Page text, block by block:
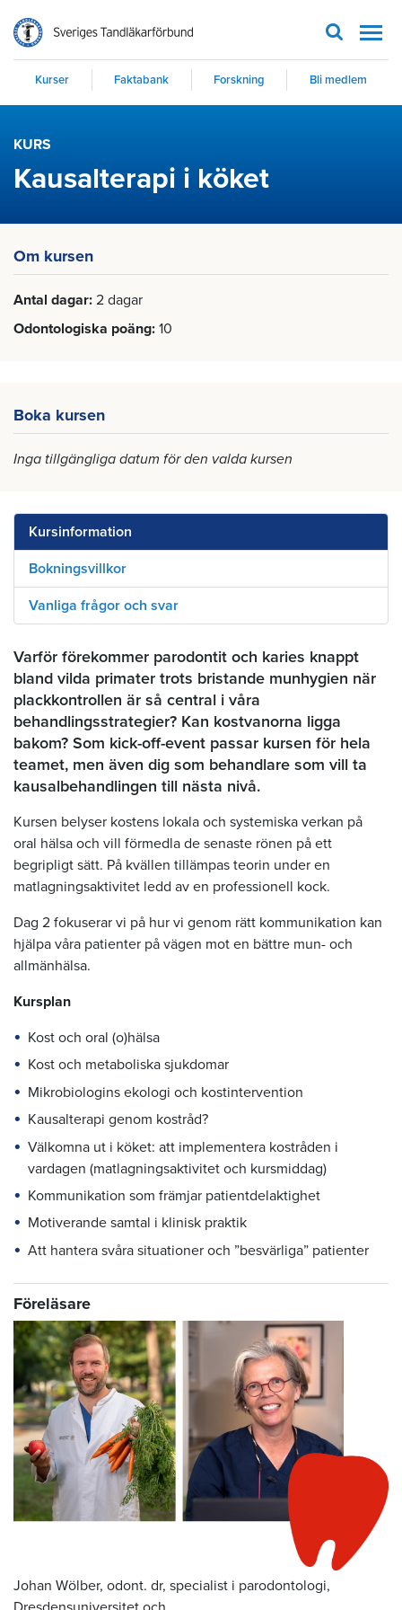
Kurser Faktabank Forskning Bli medlem
KURS
Kausalterapi i köket
Om kursen
Antal dagar 2 dagar
Odontologiska poäng 10
Boka kursen
Inga tillgängliga datum för den valda kursen
Kursinformation
Bokningsvillkor
Vanliga frågor och svar
Varför förekommer parodontit och karies knappt
bland vilda primater trots bristande munhygien när
plackkontrollen är så central i våra
behandlingsstrategier? Kan kostvanorna ligga
bakom? Som kick-off-event passar kursen för hela
teamet, men även dig som behandlare som vill ta
kausalbehandlingen till nästa nivå.
Kursen belyser kostens lokala och systemiska verkan på
oral hälsa och vill förmedla de senaste rönen på ett
begripligt sätt. På kvällen tillämpas teorin under en
matlagningsaktivitet ledd av en professionell kock.
Dag 2 fokuserar vi på hur vi genom rätt kommunikation kan
hjälpa våra patienter på vägen mot en bättre mun- och
allmänhälsa.
Kursplan
Kost och oral (o)hälsa
Kost och metaboliska sjukdomar
Mikrobiologins ekologi och kostintervention
Kausalterapi genom kostråd?
Välkomna ut i köket: att implementera kostråden i
vardagen (matlagningsaktivitet och kursmiddag)
Kommunikation som främjar patientdelaktighet
Motiverande samtal i klinisk praktik
Att hantera svåra situationer och ”besvärliga” patienter
Föreläsare
Johan Wölber, odont. dr, specialist i parodontologi,